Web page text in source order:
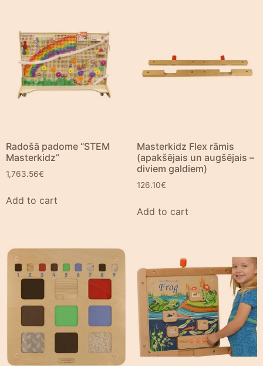
Radošā padome “STEM
Masterkidz”
1,763.56€
Add to cart
Masterkidz Flex rāmis
(apakšējais un augšējais –
diviem galdiem)
126.10€
Add to cart